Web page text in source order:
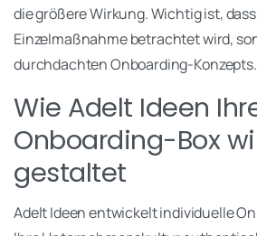
die größere Wirkung. Wichtig ist,
Einzelmaßnahme betrachtet wird,
durchdachten Onboarding-Konzepts.
Wie Adelt Ideen
Onboarding-Box
gestaltet
Adelt Ideen entwickelt individuelle